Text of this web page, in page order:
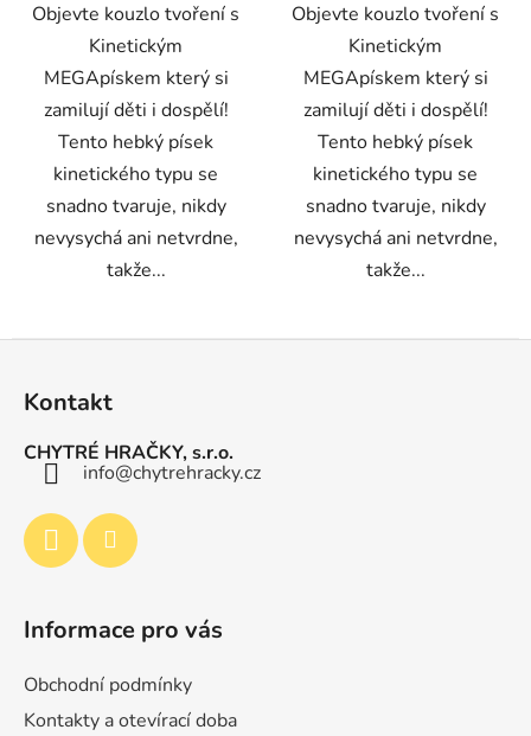
Objevte kouzlo tvoření s
Kinetickým
MEGApískem který si
zamilují děti i dospělí!
Tento hebký písek
kinetického typu se
snadno tvaruje, nikdy
nevysychá ani netvrdne,
takže...
Objevte kouzlo tvoření s
Kinetickým
MEGApískem který si
zamilují děti i dospělí!
Tento hebký písek
kinetického typu se
snadno tvaruje, nikdy
nevysychá ani netvrdne,
takže...
Kontakt
CHYTRÉ HRAČKY, s.r.o.
info@chytrehracky.cz
Informace pro vás
Obchodní podmínky
Kontakty a otevírací doba